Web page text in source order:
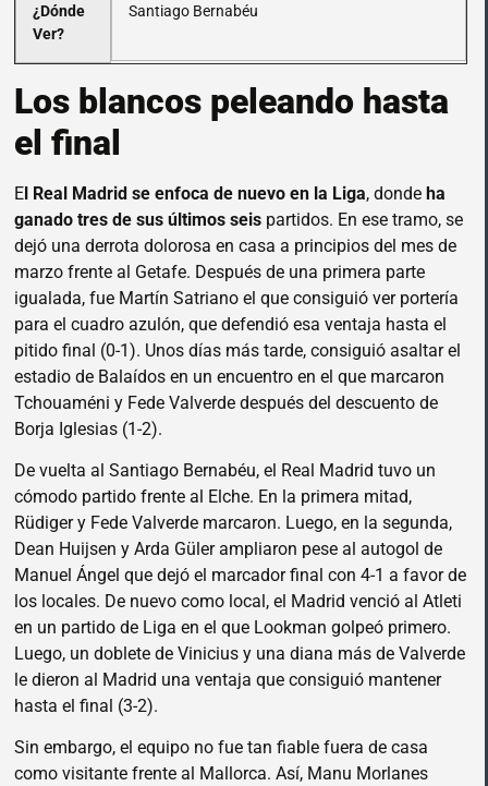
¿Dónde
Ver?
Santiago Bernabéu
Los blancos peleando hasta
el final
El Real Madrid se enfoca de nuevo en la Liga, donde ha
ganado tres de sus últimos seis partidos. En ese tramo, se
dejó una derrota dolorosa en casa a principios del mes de
marzo frente al Getafe. Después de una primera parte
igualada, fue Martín Satriano el que consiguió ver portería
para el cuadro azulón, que defendió esa ventaja hasta el
pitido final (0-1). Unos días más tarde, consiguió asaltar el
estadio de Balaídos en un encuentro en el que marcaron
Tchouaméni y Fede Valverde después del descuento de
Borja Iglesias (1-2).
De vuelta al Santiago Bernabéu, el Real Madrid tuvo un
cómodo partido frente al Elche. En la primera mitad,
Rüdiger y Fede Valverde marcaron. Luego, en la segunda,
Dean Huijsen y Arda Güler ampliaron pese al autogol de
Manuel Ángel que dejó el marcador final con 4-1 a favor de
los locales. De nuevo como local, el Madrid venció al Atleti
en un partido de Liga en el que Lookman golpeó primero.
Luego, un doblete de Vinicius y una diana más de Valverde
le dieron al Madrid una ventaja que consiguió mantener
hasta el final (3-2).
Sin embargo, el equipo no fue tan fiable fuera de casa
como visitante frente al Mallorca. Así, Manu Morlanes